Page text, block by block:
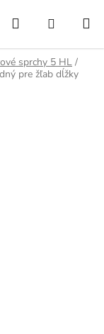
Hľadať
KOŠÍK
sprchy 5 HL /
pre žľab dĺžky